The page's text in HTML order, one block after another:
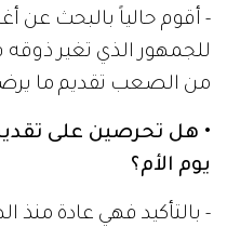
- أقوم حالياً بالبحث عن
للجمهور الذي تغير ذوقه
من الصعب تقديم ما
• هل تحرصين على
يوم الأم؟
- بالتأكيد فهي عادة منذ